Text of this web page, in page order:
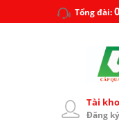
Tổng đài:
Tài
Đăng ký